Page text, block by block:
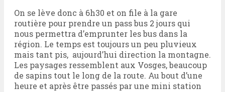
On se lève donc à 6h30 et on file à la gare
routière pour prendre un pass bus 2 jours qui
nous permettra d’emprunter les bus dans la
région. Le temps est toujours un peu pluvieux
mais tant pis, aujourd’hui direction la montagne.
Les paysages ressemblent aux Vosges, beaucoup
de sapins tout le long de la route. Au bout d’une
heure et après être passés par une mini station